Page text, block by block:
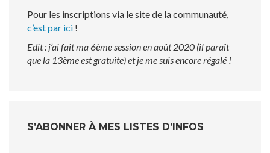
Pour les inscriptions via le site de la communauté,
c’est par ici !
Edit : j’ai fait ma 6ème session en août 2020 (il paraît
que la 13ème est gratuite) et je me suis encore régalé !
S’ABONNER À MES LISTES D’INFOS